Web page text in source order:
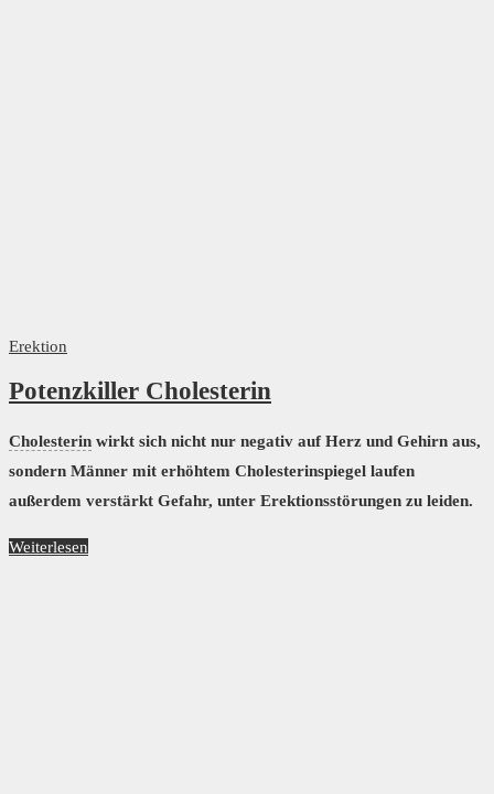
Erektion
Potenzkiller Cholesterin
Cholesterin wirkt sich nicht nur negativ auf Herz und Gehirn aus,
sondern Männer mit erhöhtem Cholesterinspiegel laufen
außerdem verstärkt Gefahr, unter Erektionsstörungen zu leiden.
Weiterlesen